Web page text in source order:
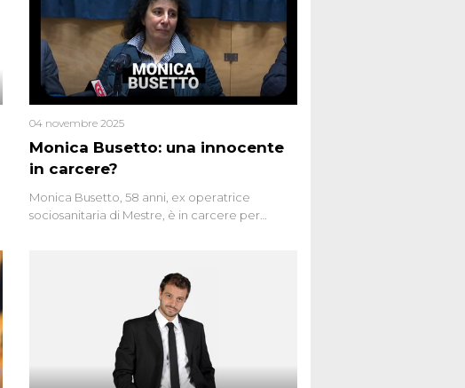
Monica Busetto: una innocente
in carcere?
04 novembre 2025
Monica Busetto, 58 anni, ex operatrice
sociosanitaria di Mestre, è in carcere per
Monica si proclama innocente. Nel 2015
un’altra donna confessa lo stesso delitto, poi
ritratta. Due colpevoli per un solo omicidio:
errore giudiziario o giustizia cieca?